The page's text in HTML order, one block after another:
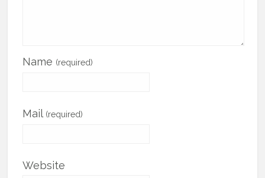
Name (required)
Mail (required)
Website